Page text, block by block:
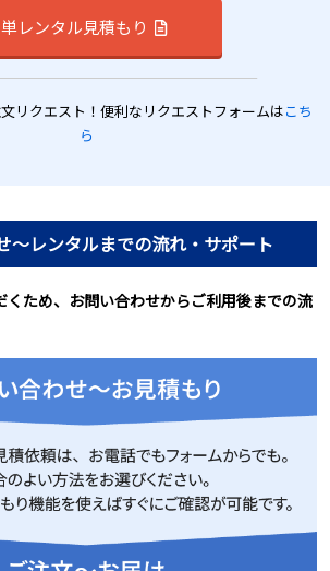
レンタル見積もり
リクエスト！便利なリクエストフォームはこち
ら
～レンタルまでの流れ・サポート
くため、お問い合わせからご利用後までの流